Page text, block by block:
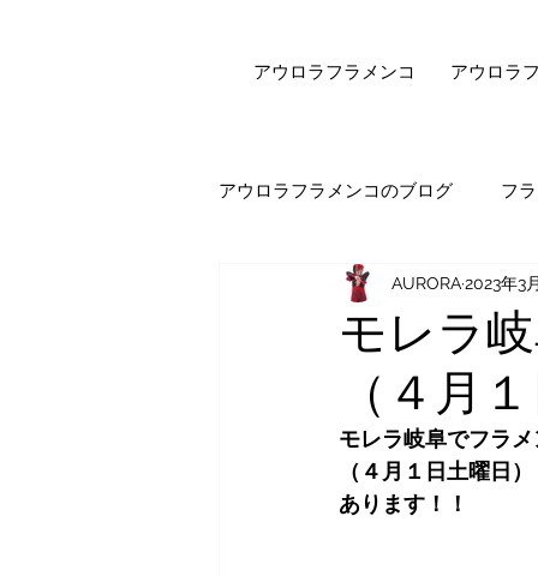
アウロラフラメンコ アウロラ
アウロラフラメンコのブログ フ
健康・美容 フラメンコダン
オンラインレッスン エピ
セビジャーナスについて 先
モレラ
（４月
AURORA2023年3
モレラ岐阜でフラ
（４月１日土曜日）
あります！！